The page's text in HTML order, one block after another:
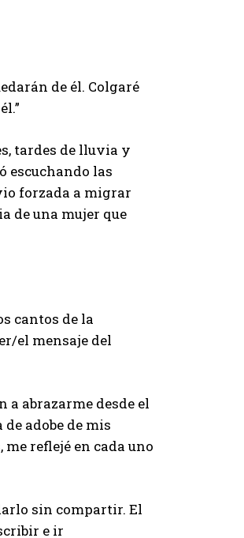
de él. Colgaré
tardes de lluvia y
escuchando las
forzada a migrar
de una mujer que
cantos de la
el mensaje del
abrazarme desde el
adobe de mis
reflejé en cada uno
sin compartir. El
e ir